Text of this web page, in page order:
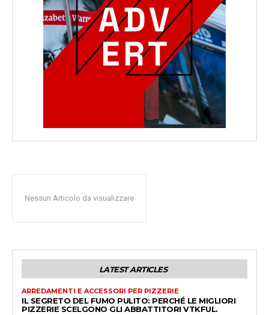
Nessun Articolo da visualizzare
LATEST ARTICLES
ARREDAMENTI E ACCESSORI PER PIZZERIE
IL SEGRETO DEL FUMO PULITO: PERCHÉ LE MIGLIORI
PIZZERIE SCELGONO GLI ABBATTITORI VTKFUL.